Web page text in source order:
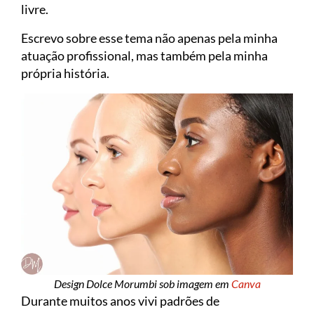
livre.
Escrevo sobre esse tema não apenas pela minha
atuação profissional, mas também pela minha
própria história.
Design Dolce Morumbi sob imagem em Canva
Durante muitos anos vivi padrões de